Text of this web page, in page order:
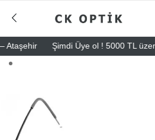
Şimdi Üye ol ! 5000 TL üzeri